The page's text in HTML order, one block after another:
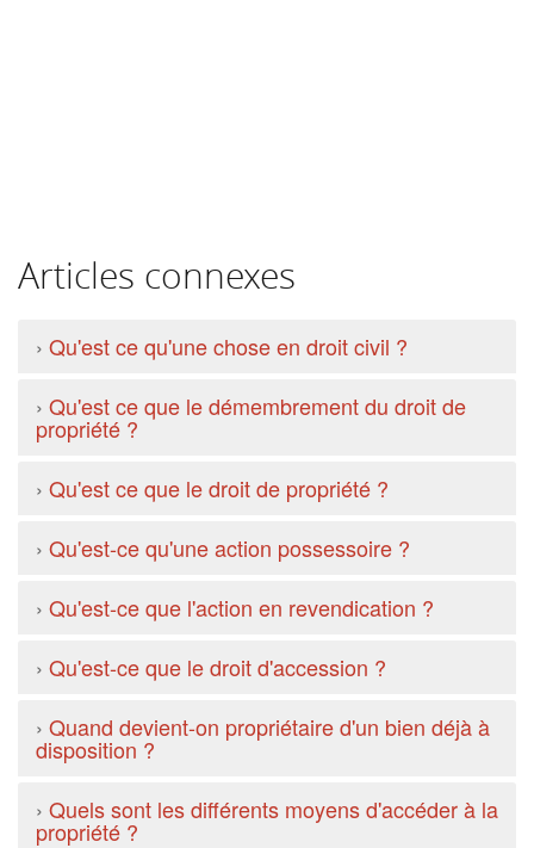
Articles connexes
› Qu'est ce qu'une chose en droit civil ?
› Qu'est ce que le démembrement du droit de
propriété ?
› Qu'est ce que le droit de propriété ?
› Qu'est-ce qu'une action possessoire ?
› Qu'est-ce que l'action en revendication ?
› Qu'est-ce que le droit d'accession ?
› Quand devient-on propriétaire d'un bien déjà à
disposition ?
› Quels sont les différents moyens d'accéder à la
propriété ?